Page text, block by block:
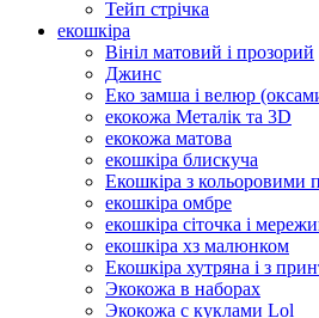
Тейп стрічка
екошкіра
Вініл матовий і прозорий
Джинс
Еко замша і велюр
екокожа Металік та 3D
екокожа матова
екошкіра блискуча
Екошкіра з кольоровими
екошкіра омбре
екошкіра сіточка і
екошкіра хз малюнком
Екошкіра хутряна і з
Экокожа в наборах
Экокожа с куклами Lol